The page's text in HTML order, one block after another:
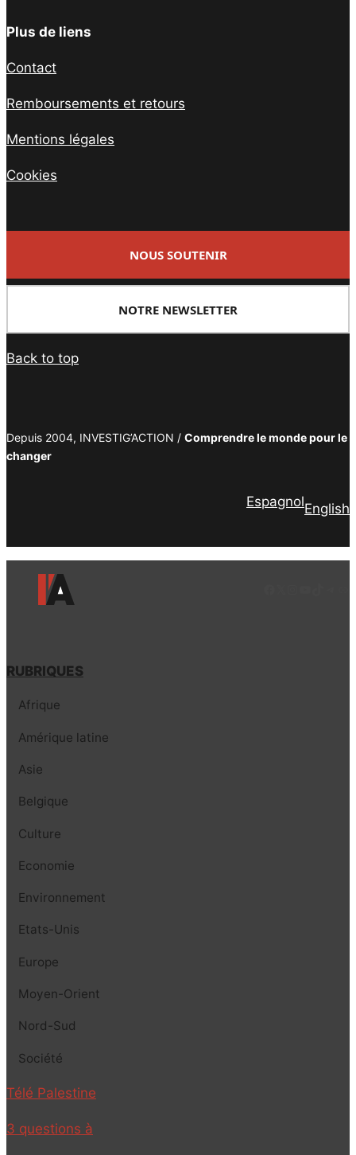
Plus de liens
Contact
Remboursements et retours
Mentions légales
Cookies
NOUS SOUTENIR
NOTRE NEWSLETTER
Back to top
Depuis 2004, INVESTIG’ACTION / Comprendre le monde pour le
changer
EspagnolEnglish
RUBRIQUES
Afrique
Amérique latine
Asie
Belgique
Culture
Economie
Environnement
Etats-Unis
Europe
Moyen-Orient
Nord-Sud
Société
Télé Palestine
3 questions à